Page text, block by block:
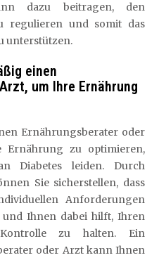
dazu beitragen, den
regulieren und somit das
unterstützen.
einen
um Ihre Ernährung
Ernährungsberater oder
Ernährung zu optimieren,
Diabetes leiden. Durch
Sie sicherstellen, dass
Anforderungen
Ihnen dabei hilft, Ihren
zu halten. Ein
oder Arzt kann Ihnen